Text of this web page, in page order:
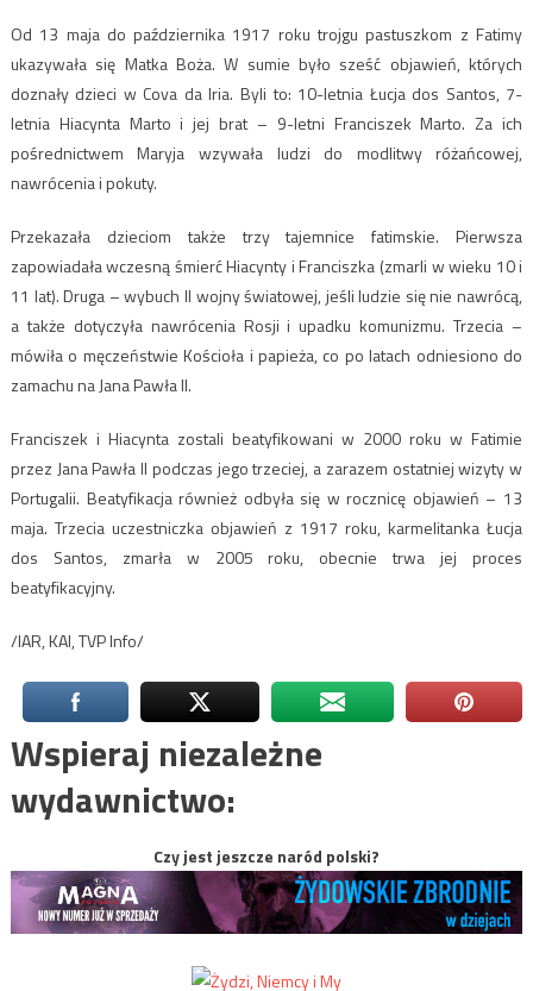
Od 13 maja do października 1917 roku trojgu pastuszkom z Fatimy
ukazywała się Matka Boża. W sumie było sześć objawień, których
doznały dzieci w Cova da Iria. Byli to: 10-letnia Łucja dos Santos, 7-
letnia Hiacynta Marto i jej brat – 9-letni Franciszek Marto. Za ich
pośrednictwem Maryja wzywała ludzi do modlitwy różańcowej,
nawrócenia i pokuty.
Przekazała dzieciom także trzy tajemnice fatimskie. Pierwsza
zapowiadała wczesną śmierć Hiacynty i Franciszka (zmarli w wieku 10 i
11 lat). Druga – wybuch II wojny światowej, jeśli ludzie się nie nawrócą,
a także dotyczyła nawrócenia Rosji i upadku komunizmu. Trzecia –
mówiła o męczeństwie Kościoła i papieża, co po latach odniesiono do
zamachu na Jana Pawła II.
Franciszek i Hiacynta zostali beatyfikowani w 2000 roku w Fatimie
przez Jana Pawła II podczas jego trzeciej, a zarazem ostatniej wizyty w
Portugalii. Beatyfikacja również odbyła się w rocznicę objawień – 13
maja. Trzecia uczestniczka objawień z 1917 roku, karmelitanka Łucja
dos Santos, zmarła w 2005 roku, obecnie trwa jej proces
beatyfikacyjny.
/IAR, KAI, TVP Info/
Wspieraj niezależne
wydawnictwo:
Czy jest jeszcze naród polski?